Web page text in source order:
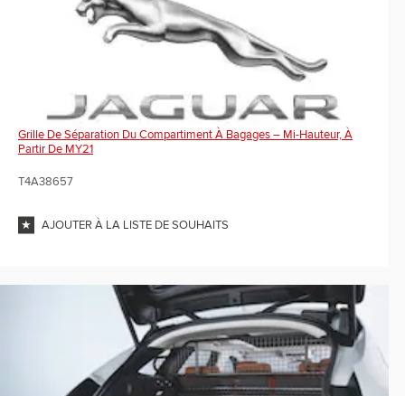
Grille De Séparation Du Compartiment À Bagages – Mi-Hauteur, À
Partir De MY21
T4A38657
AJOUTER À LA LISTE DE SOUHAITS